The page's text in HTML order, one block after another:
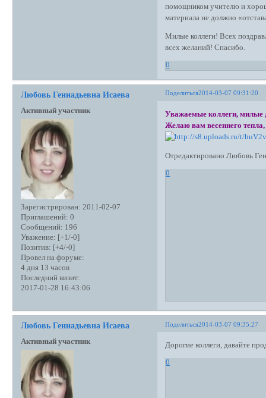
помощником учителю и
материала не должно
Милые коллеги! Всех
всех желаний! Спасибо.
0
Поделиться2014-03-07 09:31:20
Любовь Геннадьевна Исаева
Активный участник
Зарегистрирован: 2011-02-07
Приглашений: 0
Сообщений: 196
Уважение: [+1/-0]
Позитив: [+4/-0]
Провел на форуме:
4 дня 13 часов
Последний визит:
2017-01-28 16:43:06
Уважаемые коллеги, милые
Желаю вам весеннего тепла,
Отредактировано Любовь
0
Поделиться2014-03-07 09:35:27
Любовь Геннадьевна Исаева
Активный участник Дорогие коллеги, давайте
0